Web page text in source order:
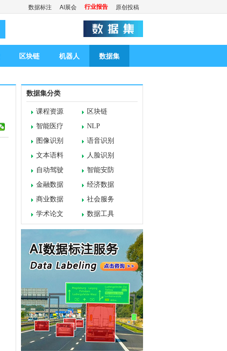
原创投稿
行业报告
AI展会
数据标注
区块链 机器人 数据集
数据集分类
课程资源
区块链
智能医疗
NLP
图像识别
语音识别
文本语料
人脸识别
自动驾驶
智能安防
金融数据
经济数据
商业数据
社会服务
学术论文
数据工具